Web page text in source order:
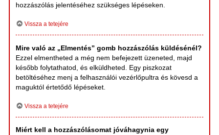
hozzászólás jelentéséhez szükséges lépéseken.
Vissza a tetejére
Mire való az „Elmentés” gomb hozzászólás küldésénél?
Ezzel elmentheted a még nem befejezett üzeneted, majd
később folytathatod, és elküldheted. Egy piszkozat
betöltéséhez menj a felhasználói vezérlőpultra és kövesd a
maguktól értetődő lépéseket.
Vissza a tetejére
Miért kell a hozzászólásomat jóváhagynia egy